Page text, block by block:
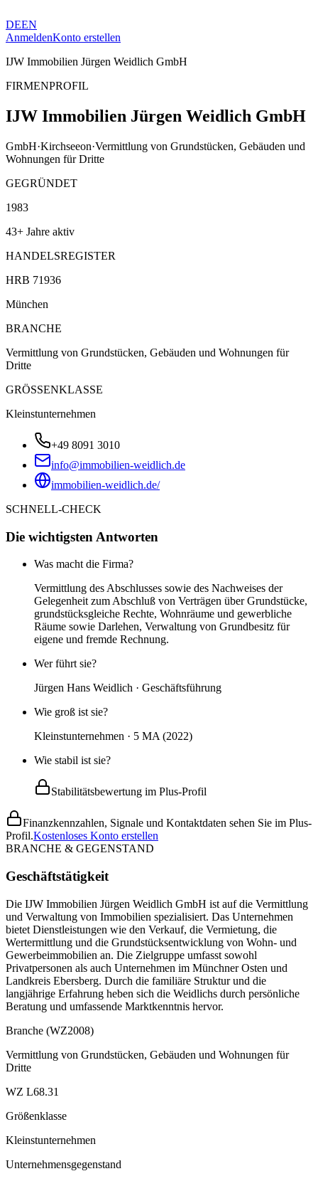
DEEN
AnmeldenKonto erstellen
IJW Immobilien Jürgen Weidlich GmbH
FIRMENPROFIL
IJW Immobilien Jürgen Weidlich GmbH
GmbH·Kirchseeon·Vermittlung von Grundstücken, Gebäuden und
Wohnungen für Dritte
GEGRÜNDET
1983
43+ Jahre aktiv
HANDELSREGISTER
HRB 71936
München
BRANCHE
Vermittlung von Grundstücken, Gebäuden und Wohnungen für
Dritte
GRÖSSENKLASSE
Kleinstunternehmen
+49 8091 3010
info@immobilien-weidlich.de
immobilien-weidlich.de/
SCHNELL-CHECK
Die wichtigsten Antworten
Was macht die Firma?
Vermittlung des Abschlusses sowie des Nachweises der
Gelegenheit zum Abschluß von Verträgen über Grundstücke,
grundstücksgleiche Rechte, Wohnräume und gewerbliche
Räume sowie Darlehen, Verwaltung von Grundbesitz für
eigene und fremde Rechnung.
Wer führt sie?
Jürgen Hans Weidlich · Geschäftsführung
Wie groß ist sie?
Kleinstunternehmen · 5 MA (2022)
Wie stabil ist sie?
Stabilitätsbewertung im Plus-Profil
Finanzkennzahlen, Signale und Kontaktdaten sehen Sie im Plus-
Profil.Kostenloses Konto erstellen
BRANCHE & GEGENSTAND
Geschäftstätigkeit
Die IJW Immobilien Jürgen Weidlich GmbH ist auf die Vermittlung
und Verwaltung von Immobilien spezialisiert. Das Unternehmen
bietet Dienstleistungen wie den Verkauf, die Vermietung, die
Wertermittlung und die Grundstücksentwicklung von Wohn- und
Gewerbeimmobilien an. Die Zielgruppe umfasst sowohl
Privatpersonen als auch Unternehmen im Münchner Osten und
Landkreis Ebersberg. Durch die familiäre Struktur und die
langjährige Erfahrung heben sich die Weidlichs durch persönliche
Beratung und umfassende Marktkenntnis hervor.
Branche (WZ2008)
Vermittlung von Grundstücken, Gebäuden und Wohnungen für
Dritte
WZ L68.31
Größenklasse
Kleinstunternehmen
Unternehmensgegenstand